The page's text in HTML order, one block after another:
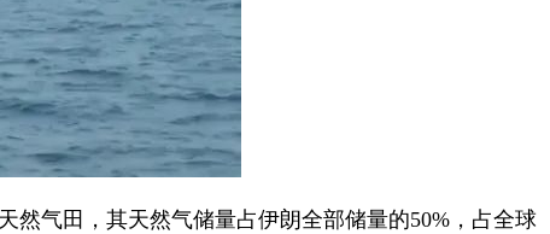
气田，其天然气储量占伊朗全部储量的50%，占全球